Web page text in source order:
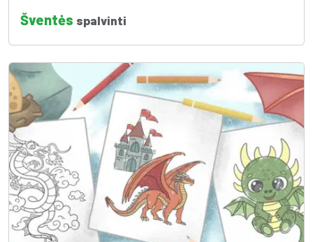
Šventės spalvinti